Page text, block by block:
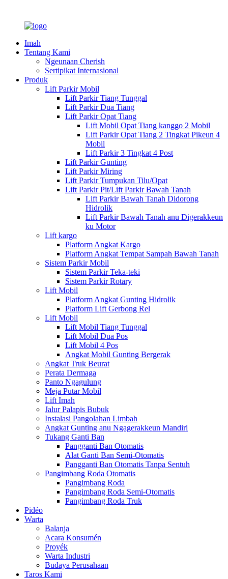
Imah
Tentang Kami
Ngeunaan Cherish
Sertipikat Internasional
Produk
Lift Parkir Mobil
Lift Parkir Tiang Tunggal
Lift Parkir Dua Tiang
Lift Parkir Opat Tiang
Lift Mobil Opat Tiang kanggo 2 Mobil
Lift Parkir Opat Tiang 2 Tingkat Pikeun 4
Mobil
Lift Parkir 3 Tingkat 4 Post
Lift Parkir Gunting
Lift Parkir Miring
Lift Parkir Tumpukan Tilu/Opat
Lift Parkir Pit/Lift Parkir Bawah Tanah
Lift Parkir Bawah Tanah Didorong
Hidrolik
Lift Parkir Bawah Tanah anu Digerakkeun
ku Motor
Lift kargo
Platform Angkat Kargo
Platform Angkat Tempat Sampah Bawah Tanah
Sistem Parkir Mobil
Sistem Parkir Teka-teki
Sistem Parkir Rotary
Lift Mobil
Platform Angkat Gunting Hidrolik
Platform Lift Gerbong Rel
Lift Mobil
Lift Mobil Tiang Tunggal
Lift Mobil Dua Pos
Lift Mobil 4 Pos
Angkat Mobil Gunting Bergerak
Angkat Truk Beurat
Perata Dermaga
Panto Ngagulung
Meja Putar Mobil
Lift Imah
Jalur Palapis Bubuk
Instalasi Pangolahan Limbah
Angkat Gunting anu Ngagerakkeun Mandiri
Tukang Ganti Ban
Pangganti Ban Otomatis
Alat Ganti Ban Semi-Otomatis
Pangganti Ban Otomatis Tanpa Sentuh
Pangimbang Roda Otomatis
Pangimbang Roda
Pangimbang Roda Semi-Otomatis
Pangimbang Roda Truk
Pidéo
Warta
Balanja
Acara Konsumén
Proyék
Warta Industri
Budaya Perusahaan
Taros Kami